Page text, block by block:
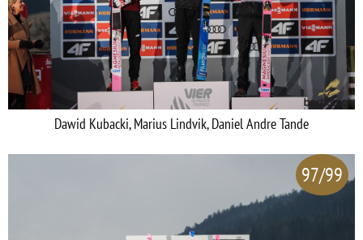
Dawid Kubacki, Marius Lindvik, Daniel Andre Tande
97/99